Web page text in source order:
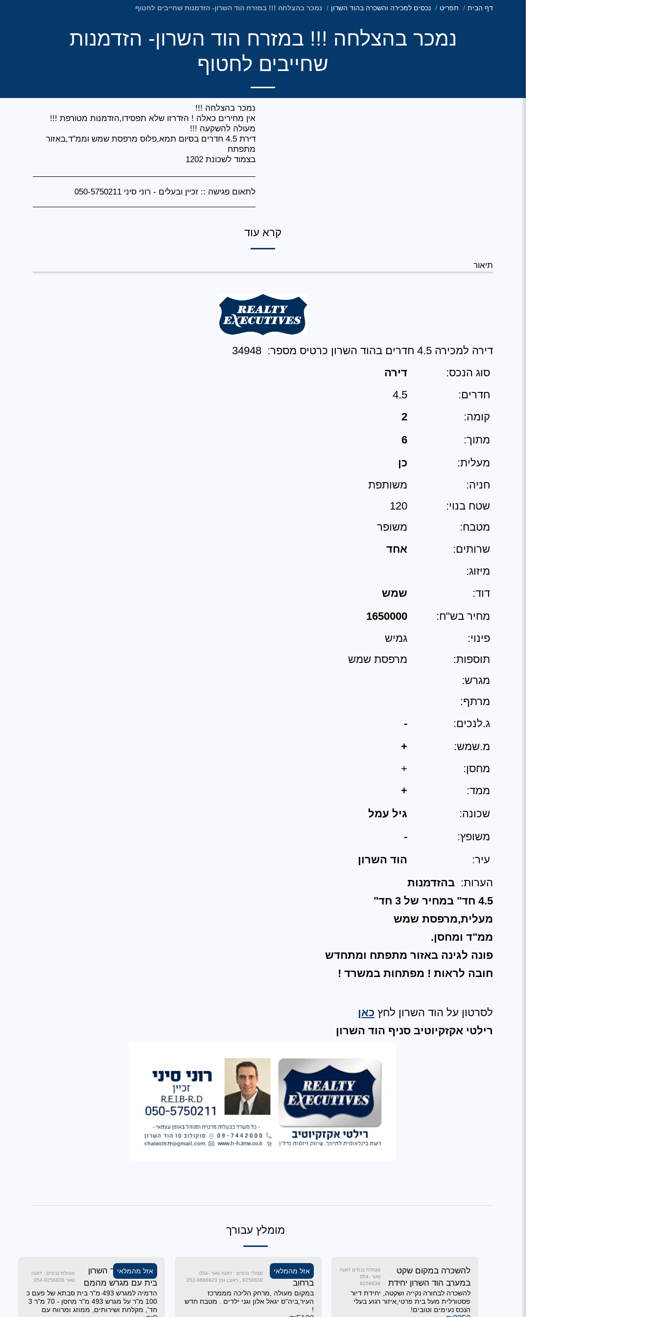
דף הבית תפריט נכסים למכירה והשכרה בהוד השרון נמכר בהצלחה !!! במזרח הוד השרון- הזדמנות שחייבים לחטוף
נמכר בהצלחה !!! במזרח הוד השרון- הזדמנות
שחייבים לחטוף
דירת 4.5 חדרים בסיום תמא,פלוס מרפסת שמש וממ"ד,באזור
בצמוד לשכונת 1202
לתאום פגישה :: זכיין ובעלים - רוני סיני 050-5750211
קרא עוד
תיאור
דירה למכירה 4.5 חדרים בהוד השרון כרטיס מספר: 34948
סוג הנכס:
דירה
חדרים:
4.5
קומה:
2
מתוך:
6
מעלית:
כן
חניה:
משותפת
שטח בנוי:
120
מטבח:
משופר
שרותים:
אחד
מיזוג:
דוד:
שמש
מחיר בש"ח:
1650000
פינוי:
גמיש
תוספות:
מרפסת שמש
מגרש:
מרתף:
ג.לנכים:
-
מ.שמש:
+
מחסן:
+
ממד:
+
שכונה:
גיל עמל
משופץ:
-
עיר:
הוד השרון
הערות: בהזדמנות
4.5 חד" במחיר של 3 חד"
מעלית,מרפסת שמש
ממ"ד ומחסן.
פונה לגינה באזור מתפתח ומתחדש
חובה לראות ! מפתחות במשרד !
לסרטון על הוד השרון לחץ כאן
רילטי אקזקיוטיב סניף הוד השרון
מומלץ עבורך
להשכרה במקום שקט
במערב הוד השרון יחידת
דיור !!!
מנהלת נכסים דאנה
נאור 054-
9256838
להשכרה לבחורה נקייה ושקטה, יחידת דיור
פסטורלית מעל בית פרטי,איזור רגוע בעלי
הנכס נעימים וטובים!
אזל מהמלאי
להשכרה
ברחוב
הגאולה!!!
מנהלי נכסים : דאנה נאור 054-
9256838 , ראובן גנץ 052-6886920
במקום מעולה ,מרחק הליכה מממרכז
העיר,ביה"ס יגאל אלון וגני ילדים . מטבח חדש
!
אזל מהמלאי
נמכר !!! בהוד השרון
בית עם מגרש מהמם
מנהלת נכסים : דאנה
נאור 054-9256838
הדמיה למגרש 493 מ"ר בית סבתא של פעם כ
100 מ"ר על מגרש 493 מ"ר מחסן - 70 מ"ר 3
חד', מקלחת ושירותים, ממוזג ומרווח עם